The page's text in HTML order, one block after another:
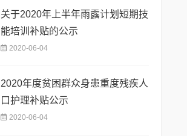
关于2020年上半年雨露计划短期技
能培训补贴的公示
2020-06-04
2020年度贫困群众身患重度残疾人
口护理补贴公示
2020-06-04